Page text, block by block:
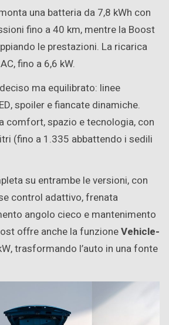
una batteria da 7,8 kWh con
fino a 40 km, mentre la Boost
le prestazioni. La ricarica
fino a 6,6 kW.
ma equilibrato: linee
spoiler e fiancate dinamiche.
comfort, spazio e tecnologia, con
(fino a 1.335 abbattendo i sedili
su entrambe le versioni, con
control adattivo, frenata
angolo cieco e mantenimento
offre anche la funzioneVehicle-
trasformando l’auto in una fonte